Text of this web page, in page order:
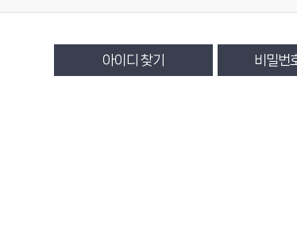
아이디 찾기 비밀번